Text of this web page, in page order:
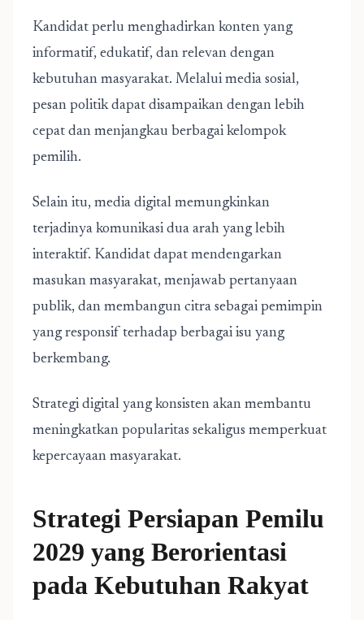
Kandidat perlu menghadirkan konten yang
informatif, edukatif, dan relevan dengan
kebutuhan masyarakat. Melalui media sosial,
pesan politik dapat disampaikan dengan lebih
cepat dan menjangkau berbagai kelompok
pemilih.
Selain itu, media digital memungkinkan
terjadinya komunikasi dua arah yang lebih
interaktif. Kandidat dapat mendengarkan
masukan masyarakat, menjawab pertanyaan
publik, dan membangun citra sebagai pemimpin
yang responsif terhadap berbagai isu yang
berkembang.
Strategi digital yang konsisten akan membantu
meningkatkan popularitas sekaligus memperkuat
kepercayaan masyarakat.
Strategi Persiapan Pemilu
2029 yang Berorientasi
pada Kebutuhan Rakyat